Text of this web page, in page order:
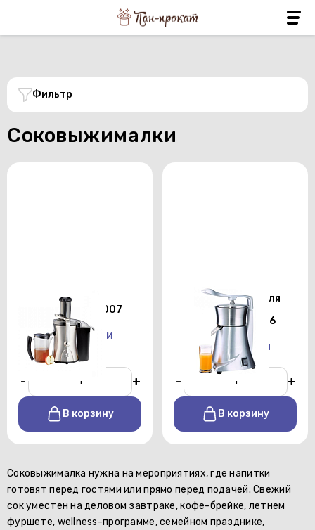
Фильтр
Соковыжималки
Соковыжималка
GASTRORAG HA-007
От 1500 р./сутки
- +
В корзину
Соковыжималка для
цитрусовых
GASTRORAG SJ-CJ6
От 2000 р./сутки
- +
В корзину
Соковыжималка нужна на мероприятиях, где напитки
готовят перед гостями или прямо перед подачей. Свежий
сок уместен на деловом завтраке, кофе-брейке, летнем
фуршете, wellness-программе, семейном празднике,